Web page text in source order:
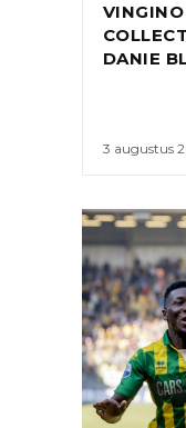
DANIE
3 augustus